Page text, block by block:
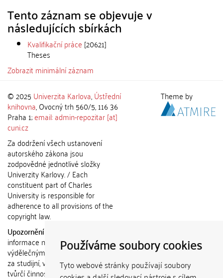
Používáme soubory cookies
Tyto webové stránky používají soubory
Tento záznam se objevuje v
následujících sbírkách
Kvalifikační práce [20621]
Theses
Zobrazit minimální záznam
© 2025 Univerzita Karlova,Ústřední
knihovna, Ovocný trh 560/5, 116 36
Praha 1;email: admin-repozitar [at]
cuni.cz
Za dodržení všech ustanovení
autorského zákona jsou
zodpovědné jednotlivé složky
Univerzity Karlovy. / Each
constituent part of Charles
University is responsible for
adherence to all provisions of the
copyright law.
Upozornění / Notice:
informace nemohou být použity k
výdělečným účelům nebo vydávány
za studijní, vědeckou nebo jinou
tvůrčí činnost jiné osoby než autora.
Theme by